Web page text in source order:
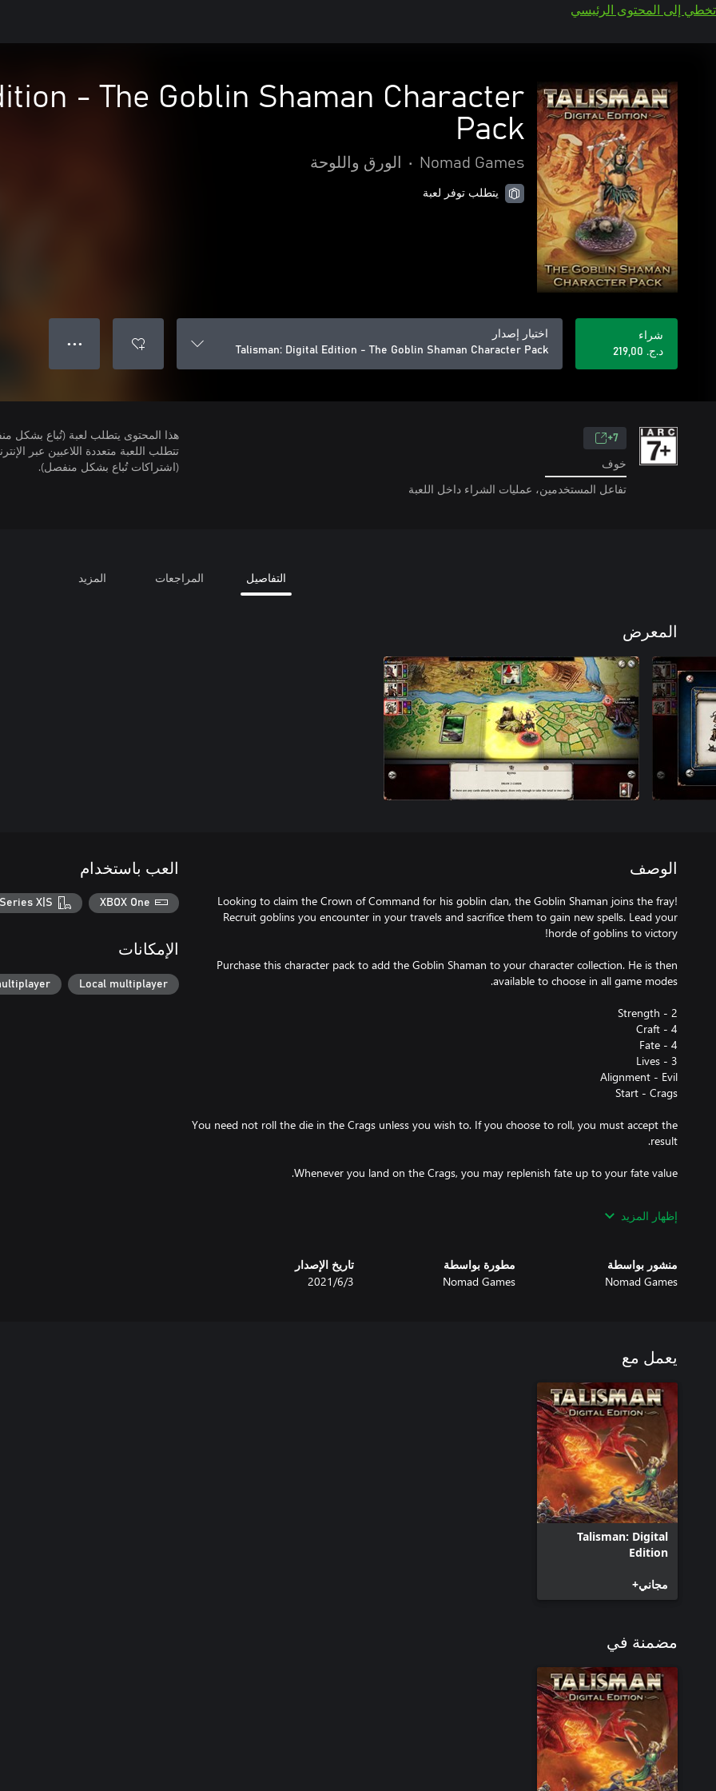
تخطي إلى المحتوى الرئيسي
- The Goblin Shaman Character
Pack
Nomad Games
• الورق واللوحة
يتطلب توفر لعبة
شراء
د.ج.‏ 219,00
اختيار إصدار
Talisman: Digital Edition - The Goblin Shaman Character Pack
● ● ●
7+
خوف
تفاعل المستخدمين، عمليات الشراء داخل اللعبة
هذا المحتوى يتطلب لعبة (تُباع بشكل
(اشتراكات تُباع بشكل منفصل).
التفاصيل المراجعات المزيد
المعرض
الوصف
Looking to claim the Crown of Command for his goblin clan, the Goblin Shaman joins the fray!
Recruit goblins you encounter in your travels and sacrifice them to gain new spells. Lead your
Purchase this character pack to add the Goblin Shaman to your character collection. He is then
You need not roll the die in the Crags unless you wish to. If you choose to roll, you must accept the
إظهار المزيد
منشور بواسطة
Nomad Games
مطورة بواسطة
Nomad Games
تاريخ الإصدار
3‏/6‏/2021
العب باستخدام
XBOX One
X|S
الإمكانات
Local multiplayer
يعمل مع
Talisman: Digital
Edition
مجاني+
مضمنة في